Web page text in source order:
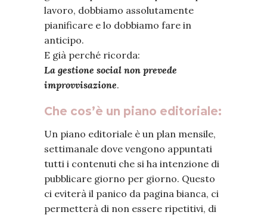
lavoro, dobbiamo assolutamente
pianificare e lo dobbiamo fare in
anticipo.
E già perché ricorda:
La gestione social non prevede
improvvisazione.
Che cos’è un piano editoriale:
Un piano editoriale è un plan mensile,
settimanale dove vengono appuntati
tutti i contenuti che si ha intenzione di
pubblicare giorno per giorno. Questo
ci eviterà il panico da pagina bianca, ci
permetterà di non essere ripetitivi, di